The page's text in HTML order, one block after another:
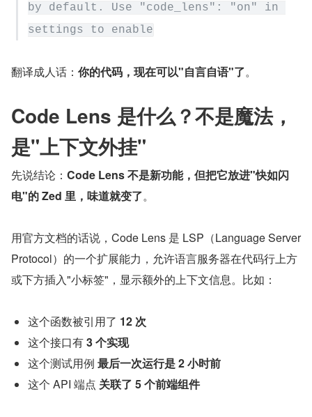
by default. Use "code_lens": "on" in
settings to enable
翻译成人话： 你的代码，现在可以"自言自语"了。
Code Lens 是什么？不是魔法，
是"上下文外挂"
先说结论： Code Lens 不是新功能，但把它放进"快如闪
电"的 Zed 里，味道就变了。
用官方文档的话说，Code Lens 是 LSP（Language Server
Protocol）的一个扩展能力，允许语言服务器在代码行上方
或下方插入"小标签"，显示额外的上下文信息。比如：
这个函数被引用了 12 次
这个接口有 3 个实现
这个测试用例 最后一次运行是 2 小时前
这个 API 端点 关联了 5 个前端组件